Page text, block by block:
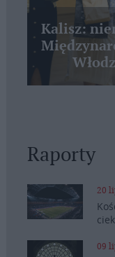
Kalisz:
Raporty
20
09